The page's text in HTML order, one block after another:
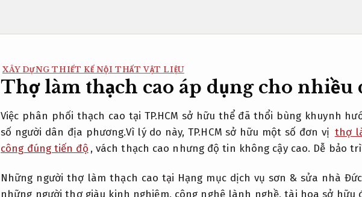
XÂY DỰNG THIẾT KẾ NỘI THẤT VẬT LIỆU
Thợ làm thạch cao áp dụng cho nhiều
Việc phân phối thạch cao tại TP.HCM sở hữu thể đã thổi bùng khuynh
số người dân địa phương.Vì lý do này, TP.HCM sở hữu một số đơn vị thợ
công đúng tiến độ , vách thạch cao nhưng độ tin không cậy cao. Dễ bảo
Những người thợ làm thạch cao tại Hạng mục dịch vụ sơn & sửa nhà
những người thợ giàu kinh nghiệm, công nghệ lành nghề, tài hoa sở hữu